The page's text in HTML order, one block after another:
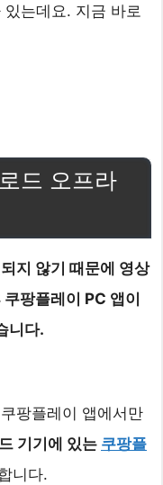
는데요. 지금 바로
드 오프라
지 않기 때문에 영상
팡플레이 PC 앱이
니다.
팡플레이 앱에서만
기기에 있는 쿠팡플
니다.